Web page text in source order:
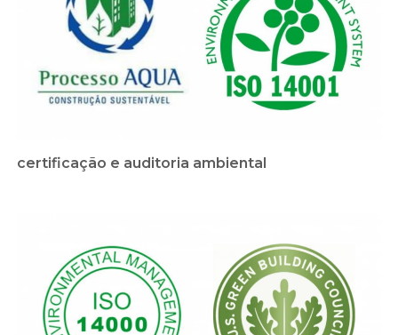
certificação e auditoria ambiental